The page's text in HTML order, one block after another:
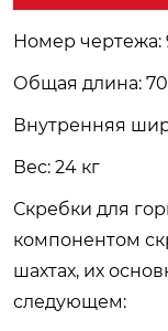
Номер чертежа:
Общая длина:
Внутренняя
Вес: 24 кг
Скребки для
компонентом
шахтах, их
следующем: